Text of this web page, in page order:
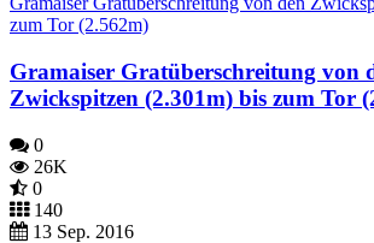
zum Tor (2.562m)
Gramaiser Gratüberschreitung von
Zwickspitzen (2.301m) bis zum Tor
0
26K
0
140
13 Sep. 2016